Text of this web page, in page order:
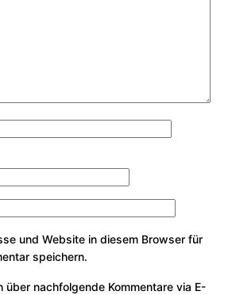
und Website in diesem Browser für
speichern.
über nachfolgende Kommentare via E-